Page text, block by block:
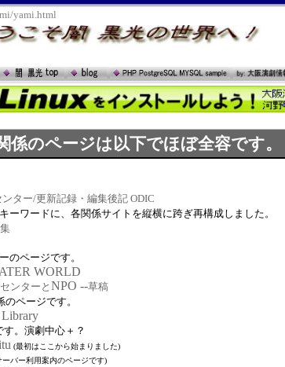
yami.html
係のページは以下でほぼ全容です。
ター/更新記録・編集後記 ODIC
ーワードに、各関係サイトを縦横に跨ぎ再構成しました。
のページです。
WORLD
ンターとNPO --草稿
ページです。
Library
。演劇中心＋？
(最初はここから始まりました)
ーバー利用案内のページです)